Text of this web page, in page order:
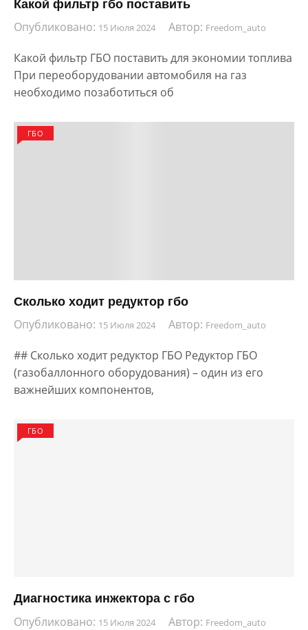
Какой фильтр гбо поставить
Опубликовано: 15 Июля 2024 Автор: Freedom_auto
Какой фильтр ГБО поставить для экономии топлива
При переоборудовании автомобиля на газ
необходимо позаботиться об
ГБО
Сколько ходит редуктор гбо
Опубликовано: 15 Июля 2024 Автор: Freedom_auto
## Сколько ходит редуктор ГБО Редуктор ГБО
(газобаллонного оборудования) – один из его
важнейших компонентов,
ГБО
Диагностика инжектора с гбо
Опубликовано: 15 Июля 2024 Автор: Freedom_auto